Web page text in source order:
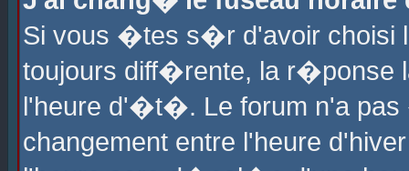
Si vous �tes s�r d'avoir choisi
toujours diff�rente, la r�ponse
l'heure d'�t�. Le forum n'a
changement entre l'heure